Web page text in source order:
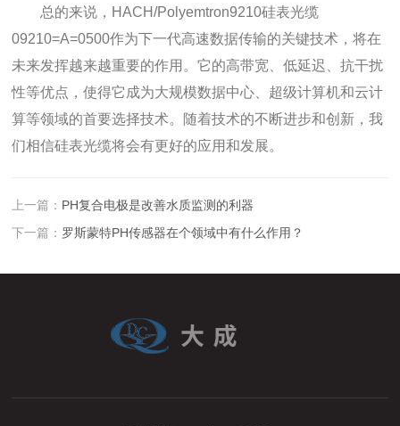
总的来说，HACH/Polyemtron9210硅表光缆
09210=A=0500作为下一代高速数据传输的关键技术，将在
未来发挥越来越重要的作用。它的高带宽、低延迟、抗干扰
性等优点，使得它成为大规模数据中心、超级计算机和云计
算等领域的首要选择技术。随着技术的不断进步和创新，我
们相信硅表光缆将会有更好的应用和发展。
上一篇： PH复合电极是改善水质监测的利器
下一篇： 罗斯蒙特PH传感器在个领域中有什么作用？